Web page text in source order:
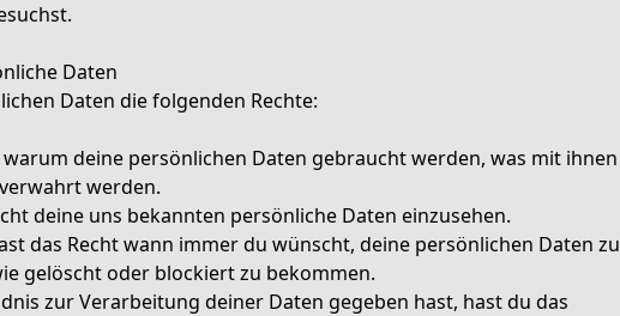
Daten
Daten die folgenden Rechte:
warum deine persönlichen Daten gebraucht werden, was mit ihnen
werden.
deine uns bekannten persönliche Daten einzusehen.
das Recht wann immer du wünscht, deine persönlichen Daten zu
gelöscht oder blockiert zu bekommen.
zur Verarbeitung deiner Daten gegeben hast, hast du das